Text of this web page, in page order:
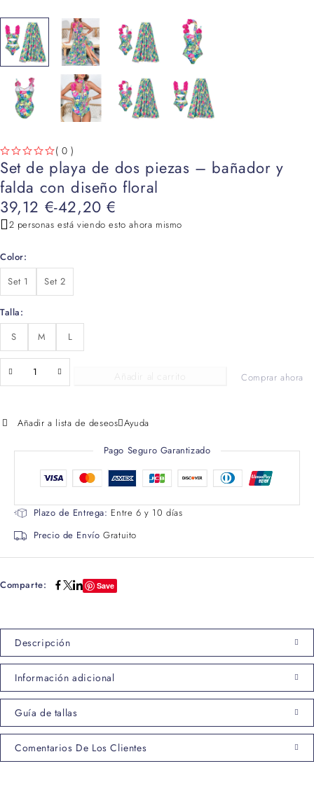
( 0 )
Set de playa de dos piezas – bañador y
falda con diseño floral
39,12 €-42,20€
2 personas está viendo esto ahora mismo
Color
Set 1
Set 2
Talla
S
M L
Añadir al carrito Comprar ahora
Añadir a lista de deseos Ayuda
Pago Seguro Garantizado
Plazo de Entrega: Entre 6 y 10 días
Precio de Envío Gratuito
Comparte: Save
Descripción
Información adicional
Guía de tallas
Comentarios De Los Clientes